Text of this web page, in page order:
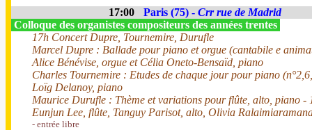
17:00 Paris (75) - Crr rue de Madrid
Colloque des organistes compositeurs des années trentes
17h Concert Dupre, Tournemire, Durufle
Marcel Dupre : Ballade pour piano et orgue (cantabile e
Alice Bénévise, orgue et Célia Oneto-Bensaïd, piano
Charles Tournemire : Etudes de chaque jour pour piano
Loïg Delanoy, piano
Maurice Durufle : Thème et variations pour flûte, alto, piano -
Eunjun Lee, flûte, Tanguy Parisot, alto, Olivia
- entrée libre